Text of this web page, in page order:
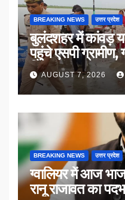
BREAKING NEWS उत्तर प्रदेश
बुलंदशहर में कांवड़
पहुंचे एसपी ग्रामीण,
किया संवाद
AUGUST 7, 2026
BREAKING NEWS उत्तर प्रदेश
ग्वालियर में आज
रानू राजावत का